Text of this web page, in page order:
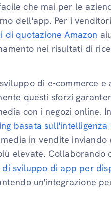
che mai per le
dell'app. Per i
di quotazione Amazon
nei risultati di
di e-commerce
questi sforzi
con i negozi online.
basata
in vendite
elevate. Collaborando
di sviluppo di app per
un'integrazione